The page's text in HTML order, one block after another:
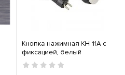
Кнопка нажимная КН-11А с
фиксацией, белый